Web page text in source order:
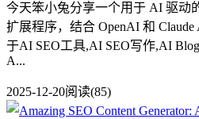
今天笨小兔分享一个用于 AI 驱动
扩展程序，结合 OpenAI 和
于AI SEO工具,AI SEO写作,AI
A...
2025-12-20阅读(85)